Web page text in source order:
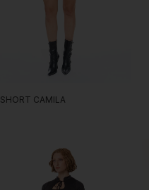
SHORT CAMILA